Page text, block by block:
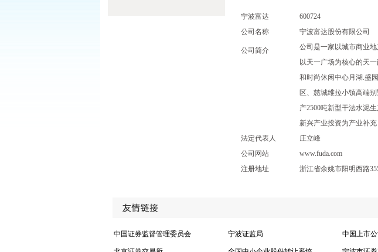
宁波富达
600724
公司名称
宁波富达股份有限公司
公司简介
公司是一家以城市商业
以天一广场为核心的天
和时尚休闲中心月湖.盛
区、慈城维拉小镇高端
产2500吨新型干法水泥
新兴产业投资为产业补
法定代表人
庄立峰
公司网站
www.fuda.com
注册地址
浙江省余姚市阳明西路
中国证券监督管理委员会 宁波证监局 中国上市